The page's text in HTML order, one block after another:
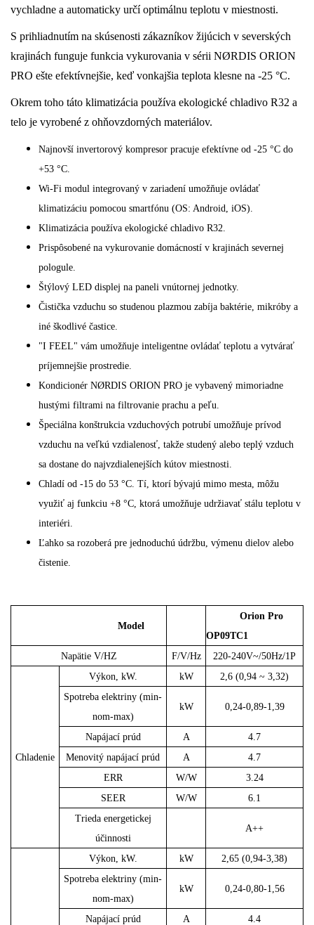
vychladne a automaticky určí optimálnu teplotu v miestnosti.
S prihliadnutím na skúsenosti zákazníkov žijúcich v severských
krajinách funguje funkcia vykurovania v sérii NØRDIS ORION
PRO ešte efektívnejšie, keď vonkajšia teplota klesne na -25 °C.
Okrem toho táto klimatizácia používa ekologické chladivo R32 a
telo je vyrobené z ohňovzdorných materiálov.
Najnovší invertorový kompresor pracuje efektívne od -25 °C do
+53 °C.
Wi-Fi modul integrovaný v zariadení umožňuje ovládať
klimatizáciu pomocou smartfónu (OS: Android, iOS).
Klimatizácia používa ekologické chladivo R32.
Prispôsobené na vykurovanie domácností v krajinách severnej
pologule.
Štýlový LED displej na paneli vnútornej jednotky.
Čistička vzduchu so studenou plazmou zabíja baktérie, mikróby a
iné škodlivé častice.
"I FEEL" vám umožňuje inteligentne ovládať teplotu a vytvárať
príjemnejšie prostredie.
Kondicionér NØRDIS ORION PRO je vybavený mimoriadne
hustými filtrami na filtrovanie prachu a peľu.
Špeciálna konštrukcia vzduchových potrubí umožňuje prívod
vzduchu na veľkú vzdialenosť, takže studený alebo teplý vzduch
sa dostane do najvzdialenejších kútov miestnosti.
Chladí od -15 do 53 °C. Tí, ktorí bývajú mimo mesta, môžu
využiť aj funkciu +8 °C, ktorá umožňuje udržiavať stálu teplotu v
interiéri.
Ľahko sa rozoberá pre jednoduchú údržbu, výmenu dielov alebo
čistenie.
Model
Orion Pro
OP09TC1
Napätie V/HZ
F/V/Hz 220-240V~/50Hz/1P
Chladenie
Výkon, kW. kW
2,6 (0,94 ~ 3,32)
Spotreba elektriny (min-
nom-max)
kW 0,24-0,89-1,39
Napájací prúd A
4.7
Menovitý napájací prúd
A
4.7
ERR
W/W
3.24
SEER
W/W
6.1
Trieda energetickej
účinnosti
A++
Výkon, kW. kW
2,65 (0,94-3,38)
Spotreba elektriny (min-
nom-max)
kW 0,24-0,80-1,56
Napájací prúd A 4.4